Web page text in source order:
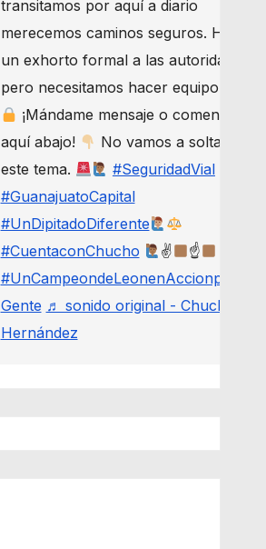
transitamos por aquí a diario
merecemos caminos seguros. Haré
un exhorto formal a las autoridades,
pero necesitamos hacer equipo.
¡Mándame mensaje o comenta
aquí abajo!
No vamos a soltar
este tema.
#SeguridadVial
#GuanajuatoCapital
#UnDipitadoDiferente
#CuentaconChucho
✌
☝
#UnCampeondeLeonenAccionporLa
Gente ♬ sonido original - Chucho
Hernández